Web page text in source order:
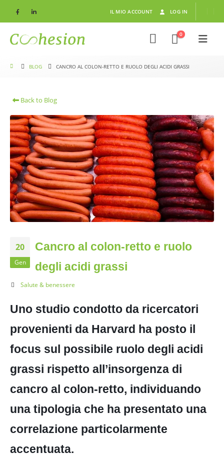
IL MIO ACCOUNT LOG IN
0
BLOG CANCRO AL COLON-RETTO E RUOLO DEGLI ACIDI GRASSI
Back to Blog
20
Gen
Cancro al colon-retto e ruolo
degli acidi grassi
Salute & benessere
Uno studio condotto da ricercatori
provenienti da Harvard ha posto il
focus sul possibile ruolo degli acidi
grassi rispetto all’insorgenza di
cancro al colon-retto, individuando
una tipologia che ha presentato una
correlazione particolarmente
accentuata.